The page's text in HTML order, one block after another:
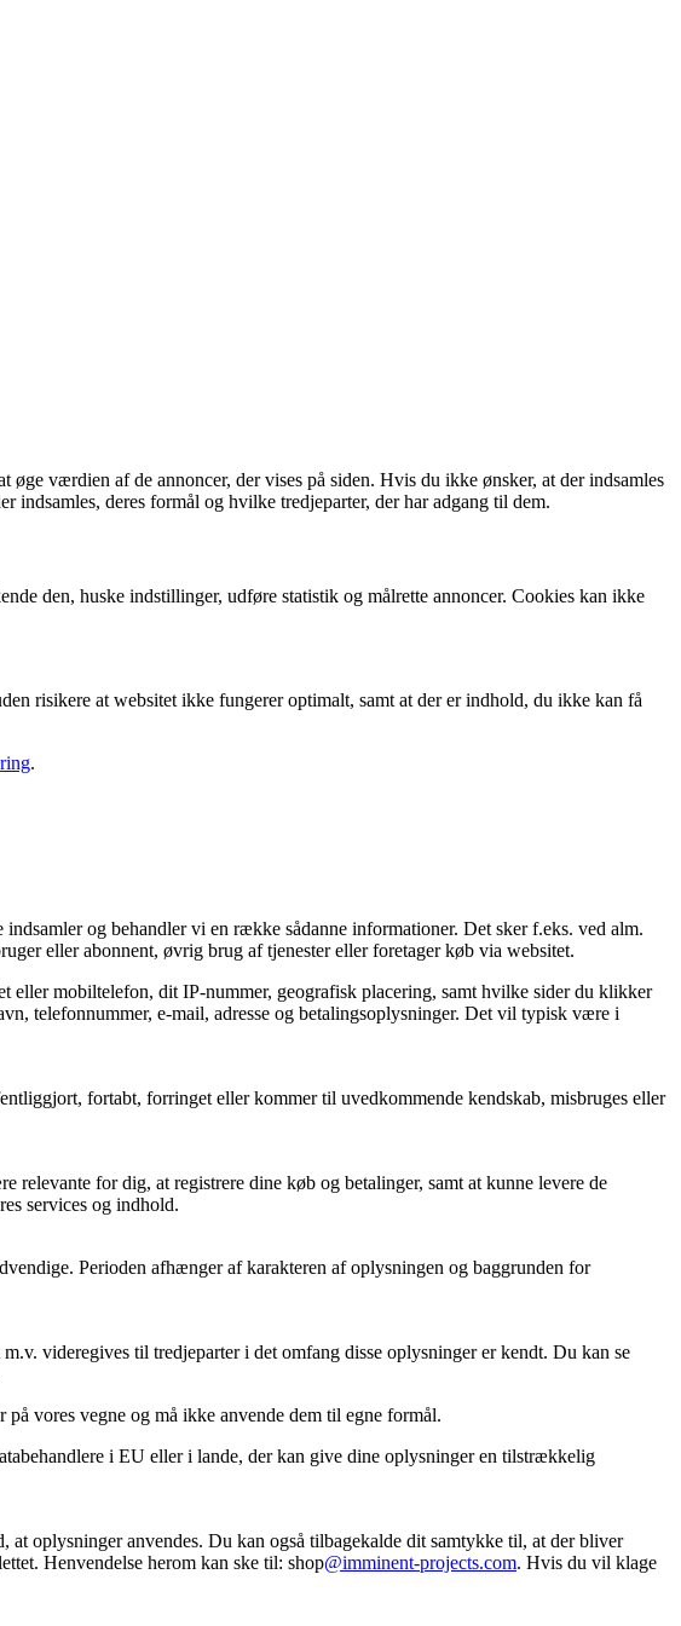
værdien af de annoncer, der vises på siden. Hvis du ikke ønsker, at der indsamles
deres formål og hvilke tredjeparter, der har adgang til dem.
den, huske indstillinger, udføre statistik og målrette annoncer. Cookies kan ikke
risikere at websitet ikke fungerer optimalt, samt at der er indhold, du ikke kan få
.
og behandler vi en række sådanne informationer. Det sker f.eks. ved alm.
eller abonnent, øvrig brug af tjenester eller foretager køb via websitet.
mobiltelefon, dit IP-nummer, geografisk placering, samt hvilke sider du klikker
telefonnummer, e-mail, adresse og betalingsoplysninger. Det vil typisk være i
fortabt, forringet eller kommer til uvedkommende kendskab, misbruges eller
for dig, at registrere dine køb og betalinger, samt at kunne levere de
services og indhold.
Perioden afhænger af karakteren af oplysningen og baggrunden for
videregives til tredjeparter i det omfang disse oplysninger er kendt. Du kan se
vores vegne og må ikke anvende dem til egne formål.
i EU eller i lande, der kan give dine oplysninger en tilstrækkelig
oplysninger anvendes. Du kan også tilbagekalde dit samtykke til, at der bliver
Henvendelse herom kan ske til: shop@imminent-projects.com. Hvis du vil klage